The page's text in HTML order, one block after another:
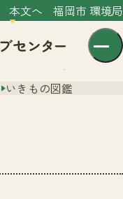
本文へ 福岡市 環境局
いきもの図鑑